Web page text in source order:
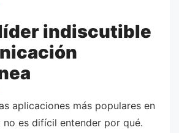
indiscutible
aplicaciones más populares en
es difícil entender por qué.